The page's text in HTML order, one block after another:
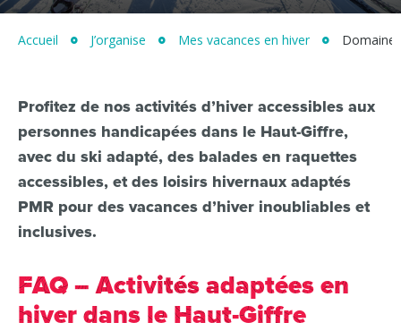
Accueil J’organise Mes vacances en hiver Domaine
Profitez de nos activités d’hiver accessibles aux
personnes handicapées dans le Haut-Giffre,
avec du ski adapté, des balades en raquettes
accessibles, et des loisirs hivernaux adaptés
PMR pour des vacances d’hiver inoubliables et
inclusives.
FAQ – Activités adaptées en
hiver dans le Haut-Giffre